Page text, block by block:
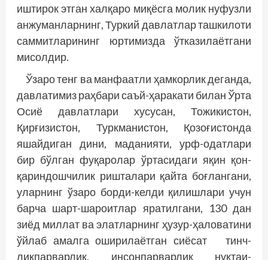
иштирок этган халқаро миқёсга молик нуфузли
анжуманларнинг, Туркий давлатлар ташкилоти
саммитларининг юртимизда ўтказилаётгани
мисолдир.
Ўзаро тенг ва манфаатли ҳамкорлик деганда,
давлатимиз раҳбари саъй-ҳаракати билан Ўрта
Осиё давлатлари хусусан, Тожикистон,
Қирғизистон, Туркманистон, Қозоғис­тонда
яшайдиган дини, маданияти, урф-одатлари
бир бўлган фуқаролар ўртасидаги яқин қон-
қариндошчилик ришталари қайта боғлангани,
уларнинг ўзаро борди-келди қилишлари учун
барча шарт-шароитлар яратилгани, 130 дан
зиёд миллат ва элатларнинг ҳузур-ҳаловатини
ўйлаб амалга оширилаётган сиёсат тинч­
ликпарварлик, инсонпарварлик нуқтаи-